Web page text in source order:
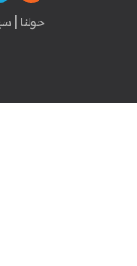
حولنا |